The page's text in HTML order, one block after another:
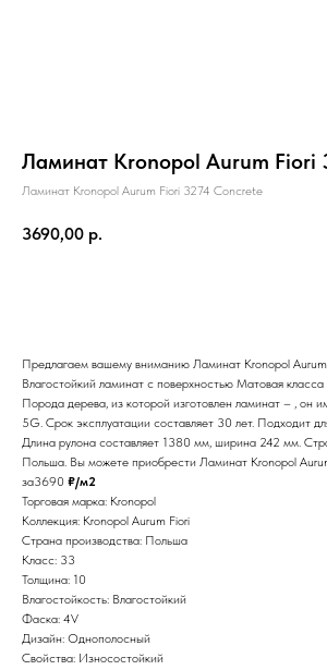
Ламинат Kronopol Aurum Fiori
Ламинат Kronopol Aurum Fiori 3274 Concrete
3690,00 р.
Предлагаем вашему вниманию Ламинат Kronopol
Влагостойкий ламинат с поверхностью Матовая
Порода дерева, из которой изготовлен ламинат – , он
5G. Срок эксплуатации составляет 30 лет. Подходит
Длина рулона составляет 1380 мм, ширина 242 мм.
Польша. Вы можете приобрести Ламинат Kronopol
за3690 ₽/м2
Торговая марка: Kronopol
Коллекция: Kronopol Aurum Fiori
Страна производства: Польша
Класс: 33
Толщина: 10
Влагостойкость: Влагостойкий
Фаска: 4V
Дизайн: Однополосный
Свойства: Износостойкий